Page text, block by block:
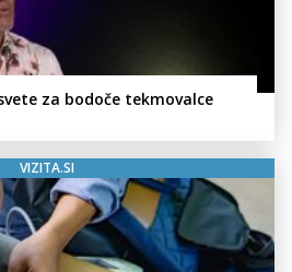
za bodoče tekmovalce
VIZITA.SI